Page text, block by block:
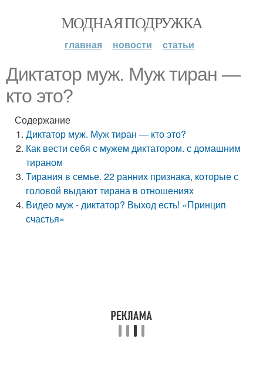
МОДНАЯ ПОДРУЖКА
главная новости статьи
Диктатор муж. Муж тиран —
кто это?
Содержание
Диктатор муж. Муж тиран — кто это?
Как вести себя с мужем диктатором. с домашним
тираном
Тирания в семье. 22 ранних признака, которые с
головой выдают тирана в отношениях
Видео муж - диктатор? Выход есть! «Принцип
счастья»